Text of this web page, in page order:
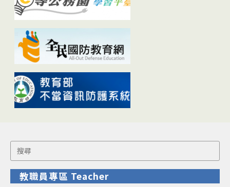
Search
for:
教職員專區 Teacher